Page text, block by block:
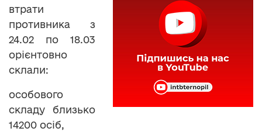
втрати
противника з
24.02 по 18.03
орієнтовно
склали:
особового
складу близько
14200 осіб,